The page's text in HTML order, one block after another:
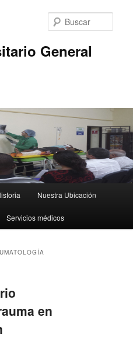
General
Nuestra Ubicación
Servicios médicos
en